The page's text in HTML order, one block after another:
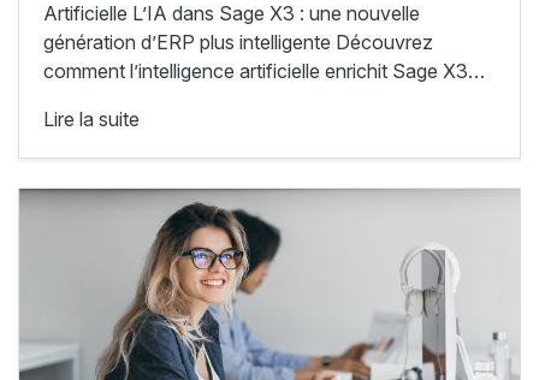
Artificielle L’IA dans Sage X3 : une nouvelle
génération d’ERP plus intelligente Découvrez
comment l’intelligence artificielle enrichit Sage X3…
Lire la suite